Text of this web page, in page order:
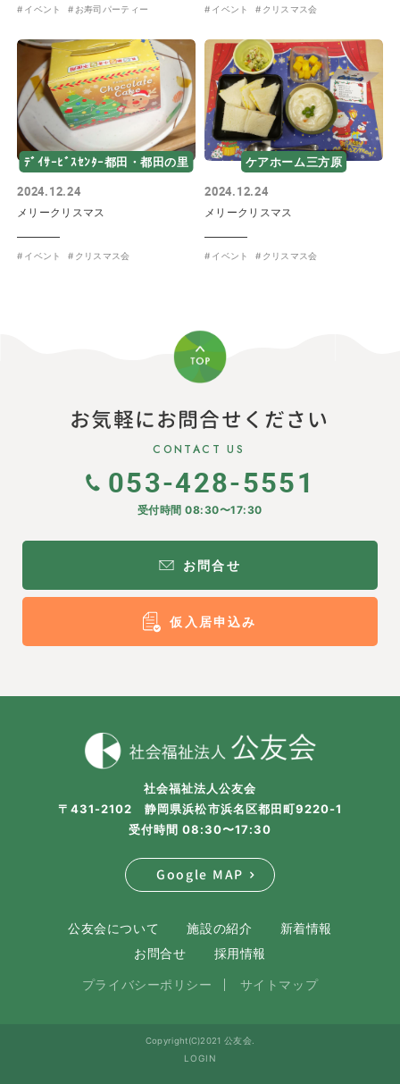
イベント お寿司パーティー イベント クリスマス会
ﾃﾞｲｻｰﾋﾞｽｾﾝﾀｰ都田・都田の里
2024.12.24
メリークリスマス
イベント クリスマス会
ケアホーム三方原
2024.12.24
メリークリスマス
イベント クリスマス会
お気軽にお問合せください
CONTACT US
053-428-5551
受付時間 08:30〜17:30
お問合せ
仮入居申込み
社会福祉法人公友会
〒431-2102 静岡県浜松市浜名区都田町9220-1
受付時間 08:30〜17:30
Google MAP
公友会について 施設の紹介
新着情報
お問合せ
採用情報
プライバシーポリシー サイトマップ
Copyright(C)2021 公友会.
LOGIN